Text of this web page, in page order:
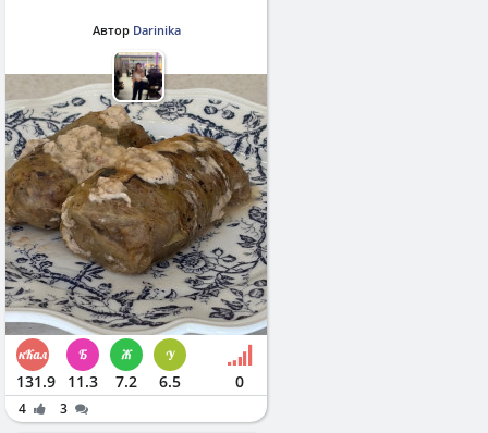
Автор Darinika
131.9 11.3 7.2 6.5 0
4 3